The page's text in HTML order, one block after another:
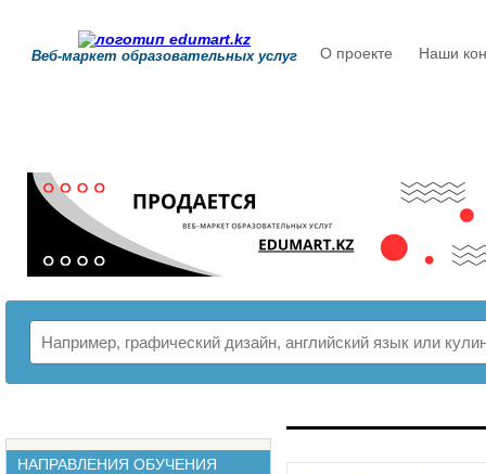
Веб-маркет образовательных услуг О проекте Наши
НАПРАВЛЕНИЯ ОБУЧЕНИЯ